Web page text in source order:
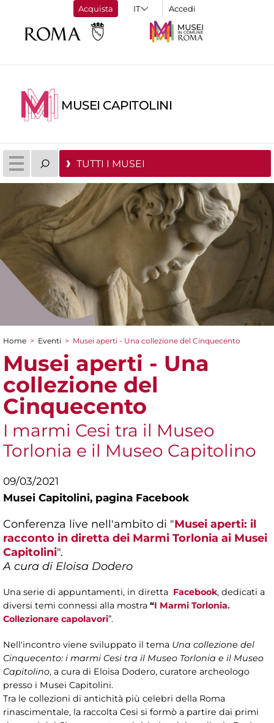
Acquista Accedi
MUSEI CAPITOLINI
TUTTI I MUSEI
Tu sei qui
Home > Eventi > Musei aperti - Una collezione del Cinquecento
Musei aperti - Una
collezione del
Cinquecento
I marmi Cesi tra il Museo
Torlonia e il Museo Capitolino
09/03/2021
Musei Capitolini, pagina Facebook
Conferenza live nell'ambito di "Musei aperti: il
racconto in diretta dei Marmi Torlonia ai Musei
Capitolini".
A cura di Eloisa Dodero
Una serie di appuntamenti, in diretta Facebook, dedicati a
diversi temi connessi alla mostra “I Marmi Torlonia.
Collezionare capolavori”.
Nell'incontro viene sviluppato il tema Una collezione del
Cinquecento: i marmi Cesi tra il Museo Torlonia e il Museo
Capitolino, a cura di Eloisa Dodero, curatore archeologo
presso i Musei Capitolini.
Tra le collezioni di antichità più celebri della Roma
rinascimentale, la raccolta Cesi si formò a partire dai primi